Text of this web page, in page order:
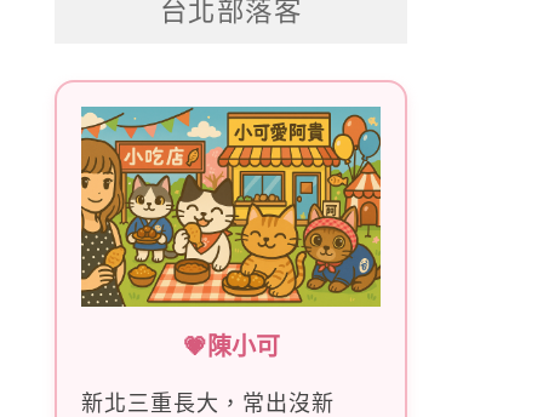
台北部落客
💗陳小可
新北三重長大，常出沒新